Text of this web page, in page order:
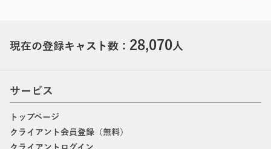
現在の登録キャスト数： 28,070人
サービス
トップページ
クライアント会員登録（無料）